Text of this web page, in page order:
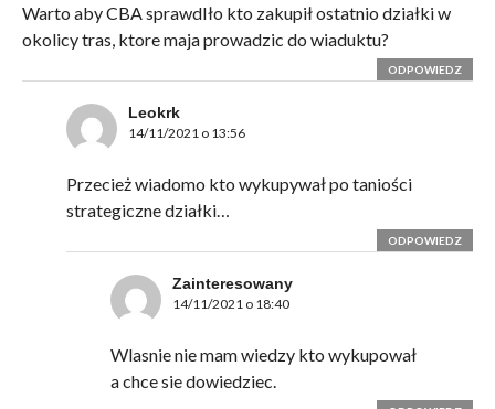
Warto aby CBA sprawdIło kto zakupił ostatnio działki w
okolicy tras, ktore maja prowadzic do wiaduktu?
ODPOWIEDZ
Leokrk
14/11/2021 o 13:56
Przecież wiadomo kto wykupywał po taniości
strategiczne działki…
ODPOWIEDZ
Zainteresowany
14/11/2021 o 18:40
Wlasnie nie mam wiedzy kto wykupował
a chce sie dowiedziec.